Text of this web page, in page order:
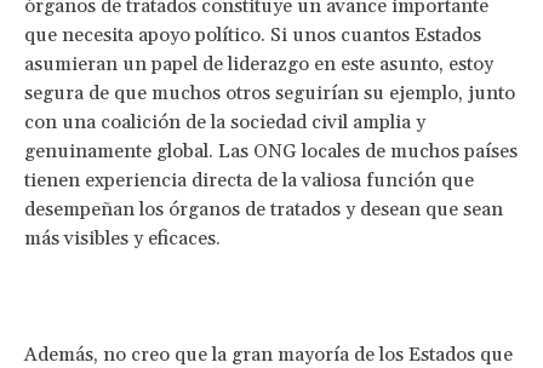
órganos de tratados constituye un avance importante
que necesita apoyo político. Si unos cuantos Estados
asumieran un papel de liderazgo en este asunto, estoy
segura de que muchos otros seguirían su ejemplo, junto
con una coalición de la sociedad civil amplia y
genuinamente global. Las ONG locales de muchos países
tienen experiencia directa de la valiosa función que
desempeñan los órganos de tratados y desean que sean
más visibles y eficaces.
Además, no creo que la gran mayoría de los Estados que